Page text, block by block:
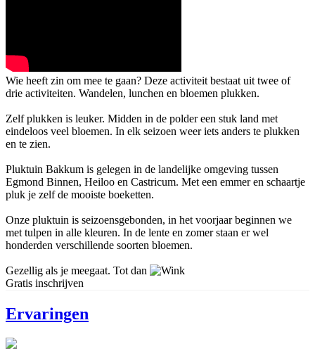
Wie heeft zin om mee te gaan? Deze activiteit bestaat uit twee of
drie activiteiten. Wandelen, lunchen en bloemen plukken.
Zelf plukken is leuker. Midden in de polder een stuk land met
eindeloos veel bloemen. In elk seizoen weer iets anders te plukken
en te zien.
Pluktuin Bakkum is gelegen in de landelijke omgeving tussen
Egmond Binnen, Heiloo en Castricum. Met een emmer en schaartje
pluk je zelf de mooiste boeketten.
Onze pluktuin is seizoensgebonden, in het voorjaar beginnen we
met tulpen in alle kleuren. In de lente en zomer staan er wel
honderden verschillende soorten bloemen.
Gezellig als je meegaat. Tot dan
Gratis inschrijven
Ervaringen